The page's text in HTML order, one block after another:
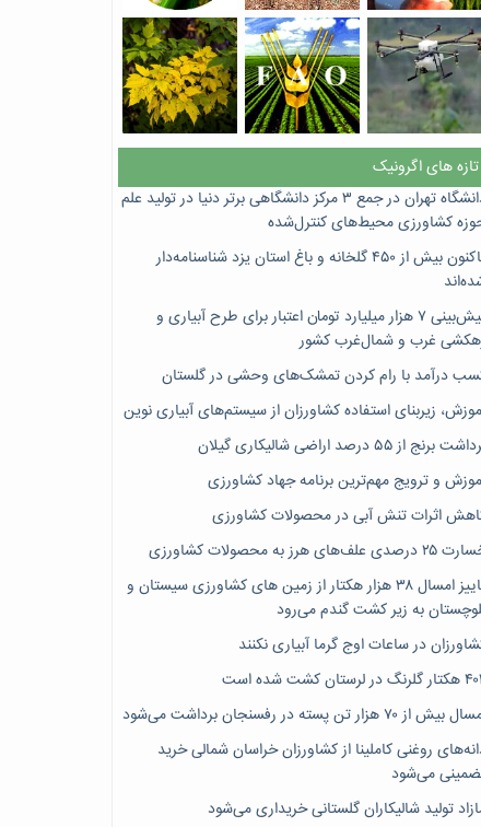
تازه های اگرونیک
دانشگاه تهران در جمع ۳ مرکز دانشگاهی برتر دنیا در تولید علم
کشاورزی محیط‌های کنترل‌شده
تاکنون بیش از ۴۵۰ گلخانه و باغ استان یزد شناسنامه‌دار
پیش‌بینی ۷‌ هزار میلیارد تومان اعتبار برای طرح آبیاری و
غرب و شمال‌غرب کشور
درآمد با رام کردن تمشک‌های وحشی در گلستان
زیربنای استفاده کشاورزان از سیستم‌های آبیاری نوین
برنج از ۵۵ درصد اراضی شالیکاری گیلان
و ترویج مهم‌ترین برنامه جهاد کشاورزی
اثرات تنش آبی در محصولات کشاورزی
علف‌های هرز به محصولات کشاورزی
پاییز امسال ۳۸ هزار هکتار از زمین های کشاورزی سیستان و
به زیر کشت گندم می‌رود
در ساعات اوج گرما آبیاری نکنند
در لرستان کشت شده است
بیش از ۷۰ هزار تن پسته در رفسنجان برداشت می‌شود
روغنی کاملینا از کشاورزان خراسان شمالی خرید
می‌شود
تولید شالیکاران گلستانی خریداری می‌شود